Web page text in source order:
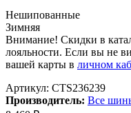
Нешипованные
Зимняя
Внимание! Скидки в
лояльности. Если вы не
вашей карты в личном
Артикул: CTS236239
Производитель: Все